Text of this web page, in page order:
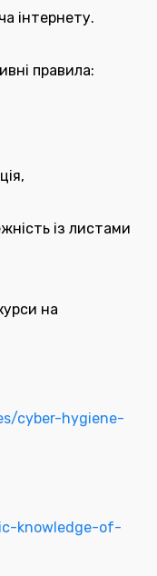
інтернету.
правила:
із листами
на
cyber-hygiene-
knowledge-of-